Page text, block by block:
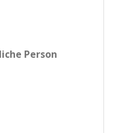
Person